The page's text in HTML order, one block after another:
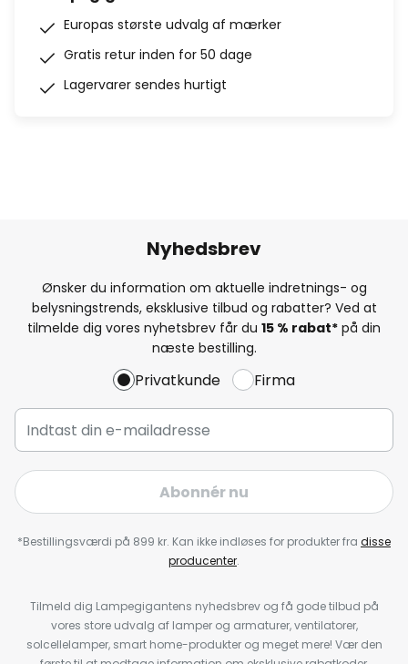
Europas største udvalg af mærker
Gratis retur inden for 50 dage
Lagervarer sendes hurtigt
Nyhedsbrev
Ønsker du information om aktuelle indretnings- og
belysningstrends, eksklusive tilbud og rabatter? Ved at
tilmelde dig vores nyhetsbrev får du 15 % rabat* på din
næste bestilling.
Privatkunde Firma
Abonnér nu
*Bestillingsværdi på 899 kr. Kan ikke indløses for produkter fra disse
producenter.
Tilmeld dig Lampegigantens nyhedsbrev og få gode tilbud på
vores store udvalg af lamper og armaturer, ventilatorer,
solcellelamper, smart home-produkter og meget mere! Vær den